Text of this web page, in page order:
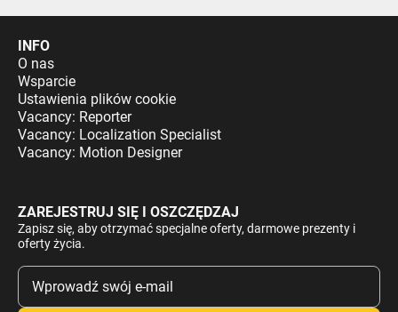
INFO
O nas
Wsparcie
Ustawienia plików cookie
Vacancy: Reporter
Vacancy: Localization Specialist
Vacancy: Motion Designer
ZAREJESTRUJ SIĘ I OSZCZĘDZAJ
Zapisz się, aby otrzymać specjalne oferty, darmowe prezenty i
oferty życia.